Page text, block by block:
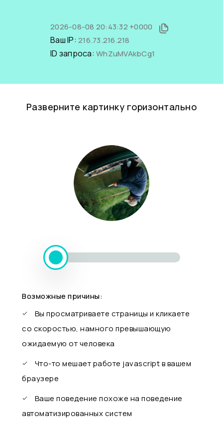
2026-08-08 20:43:32 +0000
Ваш IP: 216.73.216.218
ID запроса: WhZuMVAkbCg1
Разверните картинку горизонтально
Возможные причины:
Вы просматриваете страницы и кликаете
со скоростью, намного превышающую
ожидаемую от человека
Что-то мешает работе javascript в вашем
браузере
Ваше поведение похоже на поведение
автоматизированных систем